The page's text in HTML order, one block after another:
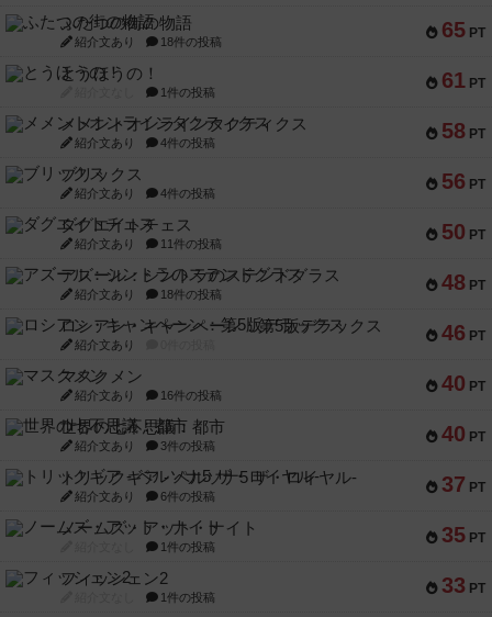
65 PT
ふたつの街の物語
紹介文あり 18件の投稿
61 PT
とうほうの！
1件の投稿
58 PT
メメントオンラインタクティクス
紹介文あり 4件の投稿
56 PT
ブリックス
紹介文あり 4件の投稿
50 PT
ダグエイトチェス
紹介文あり 11件の投稿
48 PT
アズール：シントラのステンドグラス
紹介文あり 18件の投稿
46 PT
ロシアン・キャンペーン：第5版デラックス
紹介文あり
40 PT
マスクメン
紹介文あり 16件の投稿
40 PT
世界の七不思議：都市
紹介文あり 3件の投稿
37 PT
トリックギア - ペルソナ5 ザ・ロイヤル-
紹介文あり 6件の投稿
35 PT
ノームズ・アット・ナイト
1件の投稿
33 PT
フィッシェン2
1件の投稿